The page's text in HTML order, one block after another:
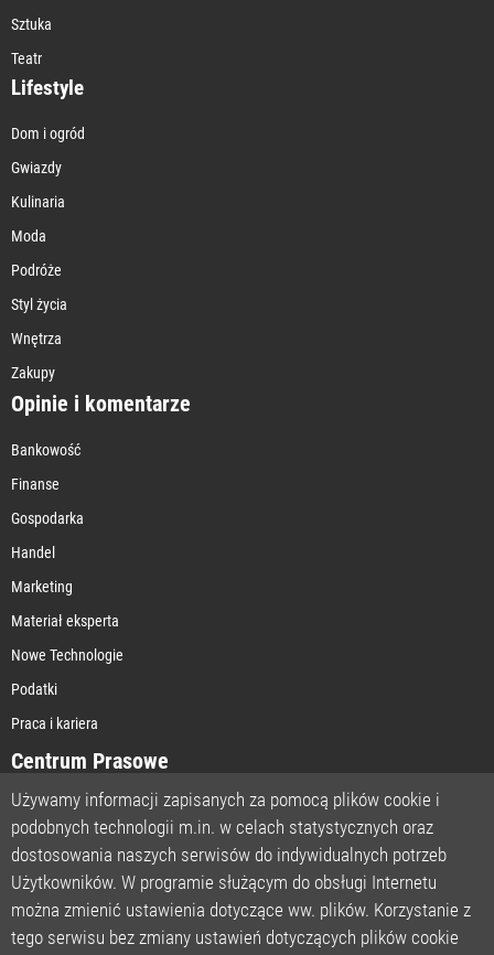
Sztuka
Teatr
Lifestyle
Dom i ogród
Gwiazdy
Kulinaria
Moda
Podróże
Styl życia
Wnętrza
Zakupy
Opinie i komentarze
Bankowość
Finanse
Gospodarka
Handel
Marketing
Materiał eksperta
Nowe Technologie
Podatki
Praca i kariera
Centrum Prasowe
STRONA GŁÓWNA
O NAS
POLITYKA PRYWATNOŚCI
REGULAMIN
Używamy informacji zapisanych za pomocą plików cookie i
podobnych technologii m.in. w celach statystycznych oraz
dostosowania naszych serwisów do indywidualnych potrzeb
Użytkowników. W programie służącym do obsługi Internetu
można zmienić ustawienia dotyczące ww. plików. Korzystanie z
tego serwisu bez zmiany ustawień dotyczących plików cookie